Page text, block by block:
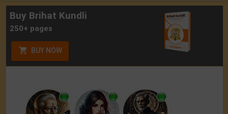
Buy Brihat Kundli
250+ pages
BUY NOW